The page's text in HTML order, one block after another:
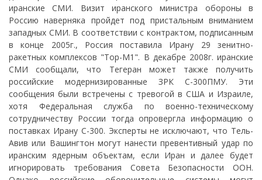
иранские СМИ. Визит иранского министра обороны в
Россию наверняка пройдет под пристальным вниманием
западных СМИ. В соответствии с контрактом, подписанным
в конце 2005г., Россия поставила Ирану 29 зенитно-
ракетных комплексов "Тор-М1". В декабре 2008г. иранские
СМИ сообщали, что Тегеран может также получить
российские модернизированные ЗРК С-300ПМУ. Эти
сообщения были встречены с тревогой в США и Израиле,
хотя Федеральная служба по военно-техническому
сотрудничеству России тогда опровергла информацию о
поставках Ирану С-300. Эксперты не исключают, что Тель-
Авив или Вашингтон могут нанести превентивный удар по
иранским ядерным объектам, если Иран и далее будет
игнорировать требования Совета Безопасности ООН.